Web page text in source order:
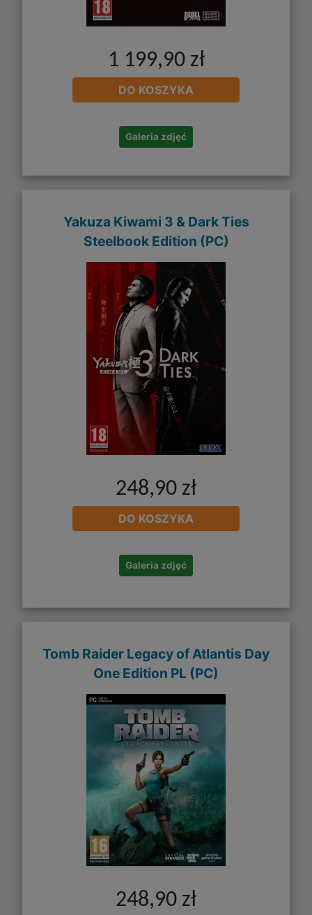
1 199,90 zł
DO KOSZYKA
Galeria zdjęć
Yakuza Kiwami 3 & Dark Ties
Steelbook Edition (PC)
248,90 zł
DO KOSZYKA
Galeria zdjęć
Tomb Raider Legacy of Atlantis Day
One Edition PL (PC)
248,90 zł